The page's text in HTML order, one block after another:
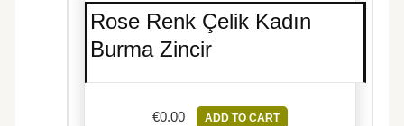
Rose Renk Çelik Kadın
Burma Zincir
€0.00 ADD TO CART